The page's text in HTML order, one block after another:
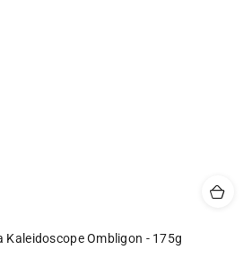
Kaleidoscope Ombligon - 175g